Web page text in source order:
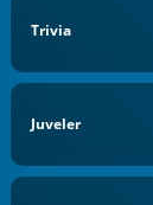
Trivia
Juveler